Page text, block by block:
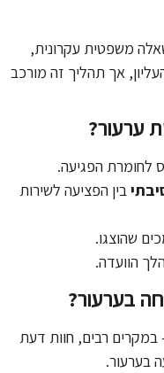
משפטית עקרונית,
אך תהליך זה מורכב
ערעור?
לחומרת הפגיעה.
בין הפציעה לשירות
שהוצגו.
הוועדה.
בערעור?
במקרים רבים, חוות דעת
בערעור.